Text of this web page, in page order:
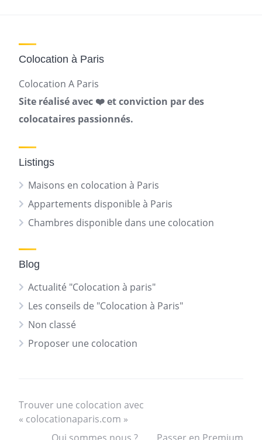
Colocation à Paris
Colocation A Paris
Site réalisé avec ❤️ et conviction par des
colocataires passionnés.
Listings
Maisons en colocation à Paris
Appartements disponible à Paris
Chambres disponible dans une colocation
Blog
Actualité "Colocation à paris"
Les conseils de "Colocation à Paris"
Non classé
Proposer une colocation
Trouver une colocation avec
« colocationaparis.com »